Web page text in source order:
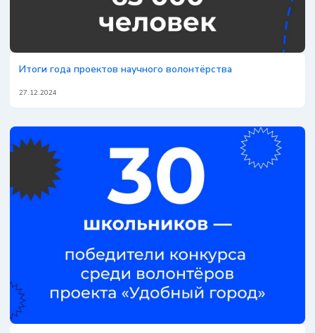
Итоги года проектов научного волонтёрства
27.12.2024